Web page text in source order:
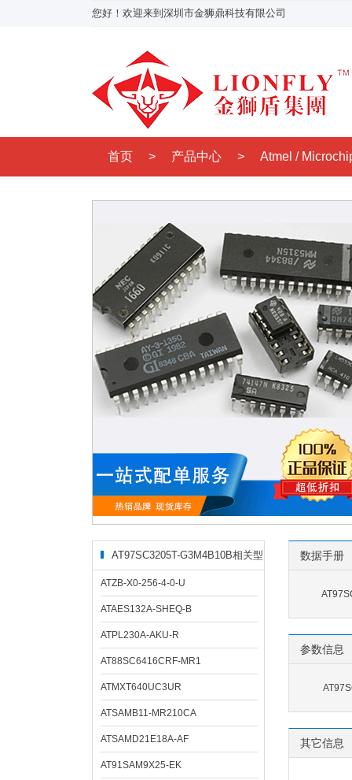
您好！欢迎来到深圳市金狮鼎科技有限公司
首页 > 产品中心 > Atmel /
AT97SC3205T-G3M4B10B相关型
号ATZB-X0-256-4-0-U
ATAES132A-SHEQ-B
ATPL230A-AKU-R
AT88SC6416CRF-MR1
ATMXT640UC3UR
ATSAMB11-MR210CA
ATSAMD21E18A-AF
AT91SAM9X25-EK
数据手册
参数信息
其它信息